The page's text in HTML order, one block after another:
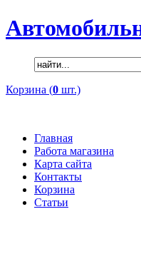
Корзина (0 шт.)
Главная
Работа магазина
Карта сайта
Контакты
Корзина
Статьи